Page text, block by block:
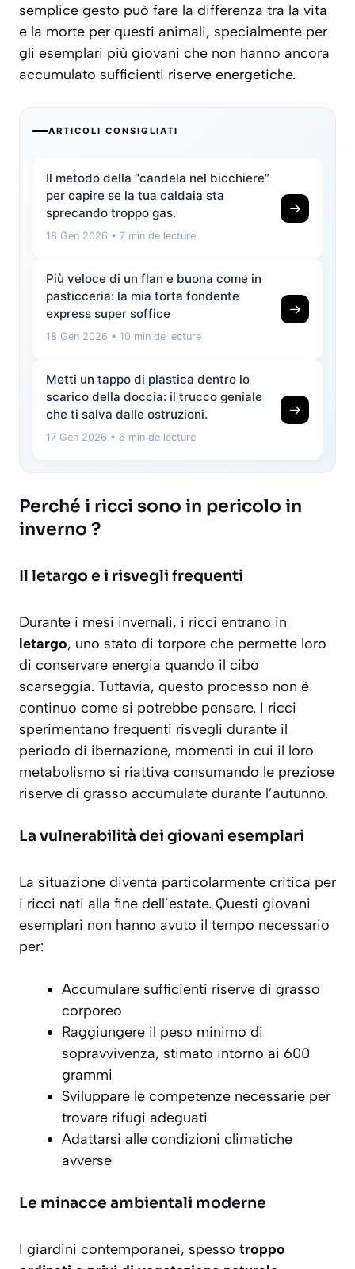
semplice gesto può fare la differenza tra la vita
e la morte per questi animali, specialmente per
gli esemplari più giovani che non hanno ancora
accumulato sufficienti riserve energetiche.
ARTICOLI CONSIGLIATI
Il metodo della “candela nel bicchiere”
per capire se la tua caldaia sta
sprecando troppo gas.
18 Gen 2026 • 7 min de lecture
→
Più veloce di un flan e buona come in
pasticceria: la mia torta fondente
express super soffice
18 Gen 2026 • 10 min de lecture
→
Metti un tappo di plastica dentro lo
scarico della doccia: il trucco geniale
che ti salva dalle ostruzioni.
17 Gen 2026 • 6 min de lecture
→
Perché i ricci sono in pericolo in
inverno ?
Il letargo e i risvegli frequenti
Durante i mesi invernali, i ricci entrano in
letargo, uno stato di torpore che permette loro
di conservare energia quando il cibo
scarseggia. Tuttavia, questo processo non è
continuo come si potrebbe pensare. I ricci
sperimentano frequenti risvegli durante il
periodo di ibernazione, momenti in cui il loro
metabolismo si riattiva consumando le preziose
riserve di grasso accumulate durante l’autunno.
La vulnerabilità dei giovani esemplari
La situazione diventa particolarmente critica per
i ricci nati alla fine dell’estate. Questi giovani
esemplari non hanno avuto il tempo necessario
per:
Accumulare sufficienti riserve di grasso
corporeo
Raggiungere il peso minimo di
sopravvivenza, stimato intorno ai 600
grammi
Sviluppare le competenze necessarie per
trovare rifugi adeguati
Adattarsi alle condizioni climatiche
avverse
Le minacce ambientali moderne
I giardini contemporanei, spesso troppo